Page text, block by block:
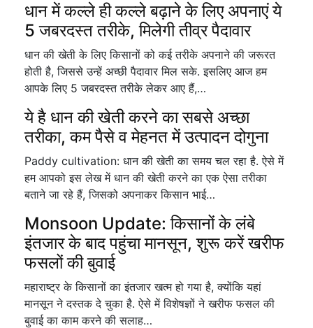
धान में कल्ले ही कल्ले बढ़ाने के लिए अपनाएं ये
5 जबरदस्त तरीके, मिलेगी तीव्र पैदावार
धान की खेती के लिए किसानों को कई तरीके अपनाने की जरूरत
होती है, जिससे उन्हें अच्छी पैदावार मिल सके. इसलिए आज हम
आपके लिए 5 जबरदस्त तरीके लेकर आए हैं,…
ये है धान की खेती करने का सबसे अच्छा
तरीका, कम पैसे व मेहनत में उत्पादन दोगुना
Paddy cultivation: धान की खेती का समय चल रहा है. ऐसे में
हम आपको इस लेख में धान की खेती करने का एक ऐसा तरीका
बताने जा रहे हैं, जिसको अपनाकर किसान भाई…
Monsoon Update: किसानों के लंबे
इंतजार के बाद पहुंचा मानसून, शुरू करें खरीफ
फसलों की बुवाई
महाराष्ट्र के किसानों का इंतजार खत्म हो गया है, क्योंकि यहां
मानसून ने दस्तक दे चुका है. ऐसे में विशेषज्ञों ने खरीफ फसल की
बुवाई का काम करने की सलाह…